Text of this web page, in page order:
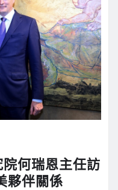
何瑞恩主任訪
夥伴關係